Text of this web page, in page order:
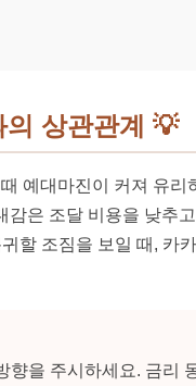
상관관계 💡
예대마진이 커져 유리
감은 조달 비용을 낮추
할 조짐을 보일 때, 카
향을 주시하세요. 금리